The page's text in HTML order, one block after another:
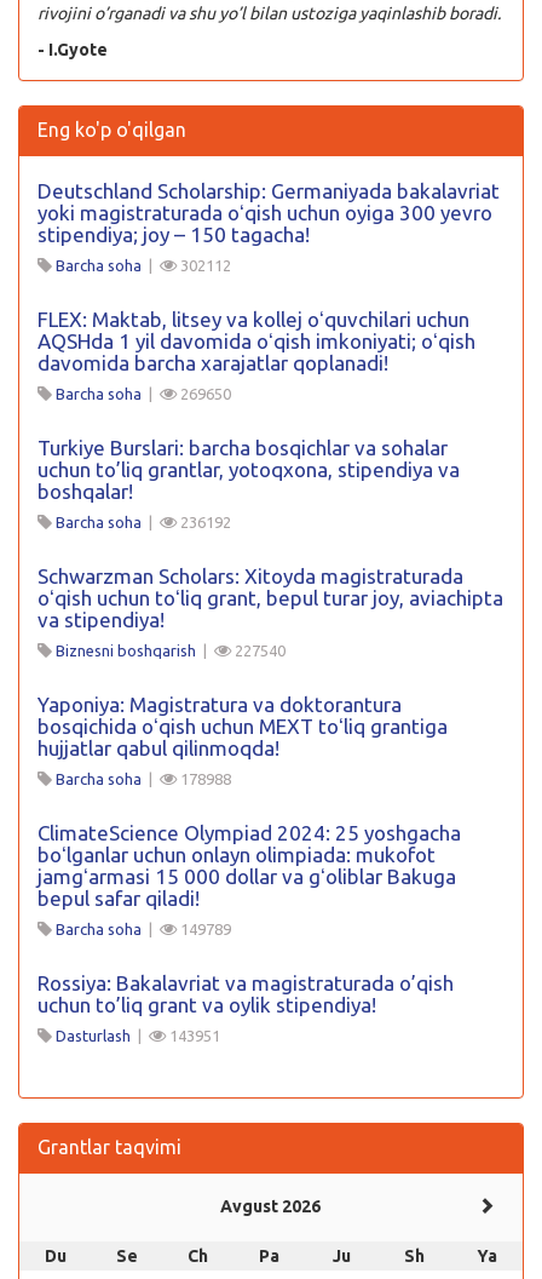
rivojini o’rganadi va shu yo’l bilan ustoziga yaqinlashib boradi.
- I.Gyote
Eng ko'p o'qilgan
Deutschland Scholarship: Germaniyada bakalavriat
yoki magistraturada oʻqish uchun oyiga 300 yevro
stipendiya; joy – 150 tagacha!
Barcha soha | 302112
FLEX: Maktab, litsey va kollej oʻquvchilari uchun
AQSHda 1 yil davomida oʻqish imkoniyati; oʻqish
davomida barcha xarajatlar qoplanadi!
Barcha soha | 269650
Turkiye Burslari: barcha bosqichlar va sohalar
uchun to’liq grantlar, yotoqxona, stipendiya va
boshqalar!
Barcha soha | 236192
Schwarzman Scholars: Xitoyda magistraturada
oʻqish uchun toʻliq grant, bepul turar joy, aviachipta
va stipendiya!
Biznesni boshqarish | 227540
Yaponiya: Magistratura va doktorantura
bosqichida oʻqish uchun MEXT toʻliq grantiga
hujjatlar qabul qilinmoqda!
Barcha soha | 178988
ClimateScience Olympiad 2024: 25 yoshgacha
boʻlganlar uchun onlayn olimpiada: mukofot
jamgʻarmasi 15 000 dollar va gʻoliblar Bakuga
bepul safar qiladi!
Barcha soha | 149789
Rossiya: Bakalavriat va magistraturada o’qish
uchun to’liq grant va oylik stipendiya!
Dasturlash | 143951
Grantlar taqvimi
Avgust 2026
Du Se Ch Pa Ju Sh
Ya